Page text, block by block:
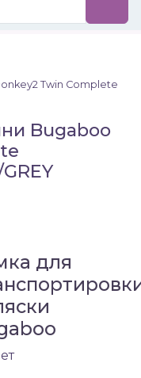
Twin Complete
Bugaboo
для